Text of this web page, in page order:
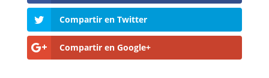
Compartir en Twitter
Compartir en Google+